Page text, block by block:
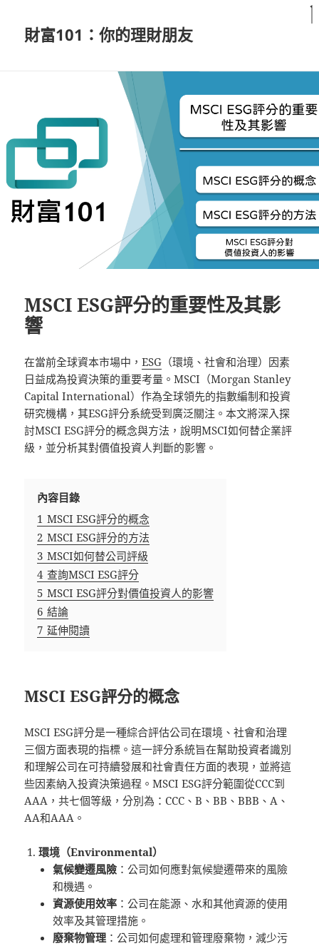
財富101：你的理財朋友
MSCI ESG評分的重要性及其影
響
在當前全球資本市場中，ESG （環境、社會和治理）因素
日益成為投資決策的重要考量。MSCI（Morgan Stanley
Capital International）作為全球領先的指數編制和投資
研究機構，其ESG評分系統受到廣泛關注。本文將深入探
討MSCI ESG評分的概念與方法，說明MSCI如何替企業評
級，並分析其對價值投資人判斷的影響。
內容目錄
1 MSCI ESG評分的概念
2 MSCI ESG評分的方法
3 MSCI如何替公司評級
4 查詢MSCI ESG評分
5 MSCI ESG評分對價值投資人的影響
6 結論
7 延伸閱讀
MSCI ESG評分的概念
MSCI ESG評分是一種綜合評估公司在環境、社會和治理
三個方面表現的指標。這一評分系統旨在幫助投資者識別
和理解公司在可持續發展和社會責任方面的表現，並將這
些因素納入投資決策過程。MSCI ESG評分範圍從CCC到
AAA，共七個等級，分別為：CCC、B、BB、BBB、A、
AA和AAA。
環境（Environmental）
氣候變遷風險 ：公司如何應對氣候變遷帶來的風險
和機遇。
資源使用效率 ：公司在能源、水和其他資源的使用
效率及其管理措施。
廢棄物管理 ：公司如何處理和管理廢棄物，減少污